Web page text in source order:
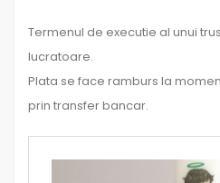
Termenul de executie al unui
lucratoare.
Plata se face ramburs la
prin transfer bancar.